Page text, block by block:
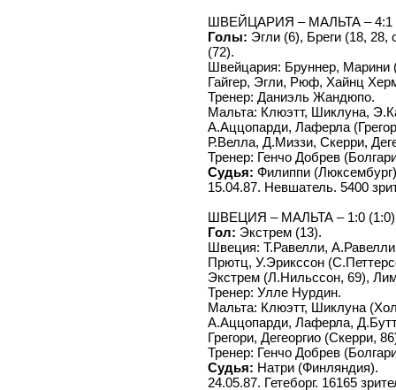
ШВЕЙЦАРИЯ – МАЛЬТА – 4:1
Голы: Эгли (6), Бреги (18, 28,
(72).
Швейцария: Бруннер, Марини
Гайгер, Эгли, Рюф, Хайнц
Тренер: Даниэль Жандюпо.
Мальта: Клюэтт, Шиклуна,
А.Аццопарди, Лаферла
Р.Велла, Д.Миззи, Скерри,
Тренер: Генчо Добрев
Судья: Филиппи
15.04.87. Невшатель. 5400
ШВЕЦИЯ – МАЛЬТА – 1:0 (1:0)
Гол: Экстрем (13).
Швеция: Т.Равелли,
Прютц, У.Эрикссон
Экстрем (Л.Нильссон, 69),
Тренер: Улле Нурдин.
Мальта: Клюэтт, Шиклуна
А.Аццопарди, Лаферла,
Грегори, Дегеоргио (Скерри,
Тренер: Генчо Добрев
Судья: Натри (Финляндия).
24.05.87. Гетеборг. 16165